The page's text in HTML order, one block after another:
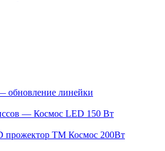
обновление линейки
— Космос LED 150 Вт
прожектор ТМ Космос 200Вт